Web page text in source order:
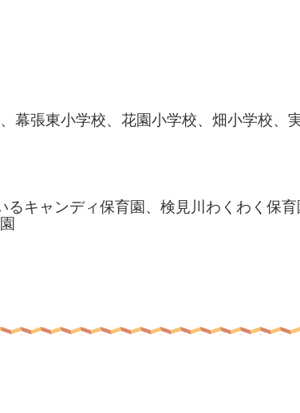
幕張東小学校、花園小学校、畑小学校、
キャンディ保育園、検見川わくわく保